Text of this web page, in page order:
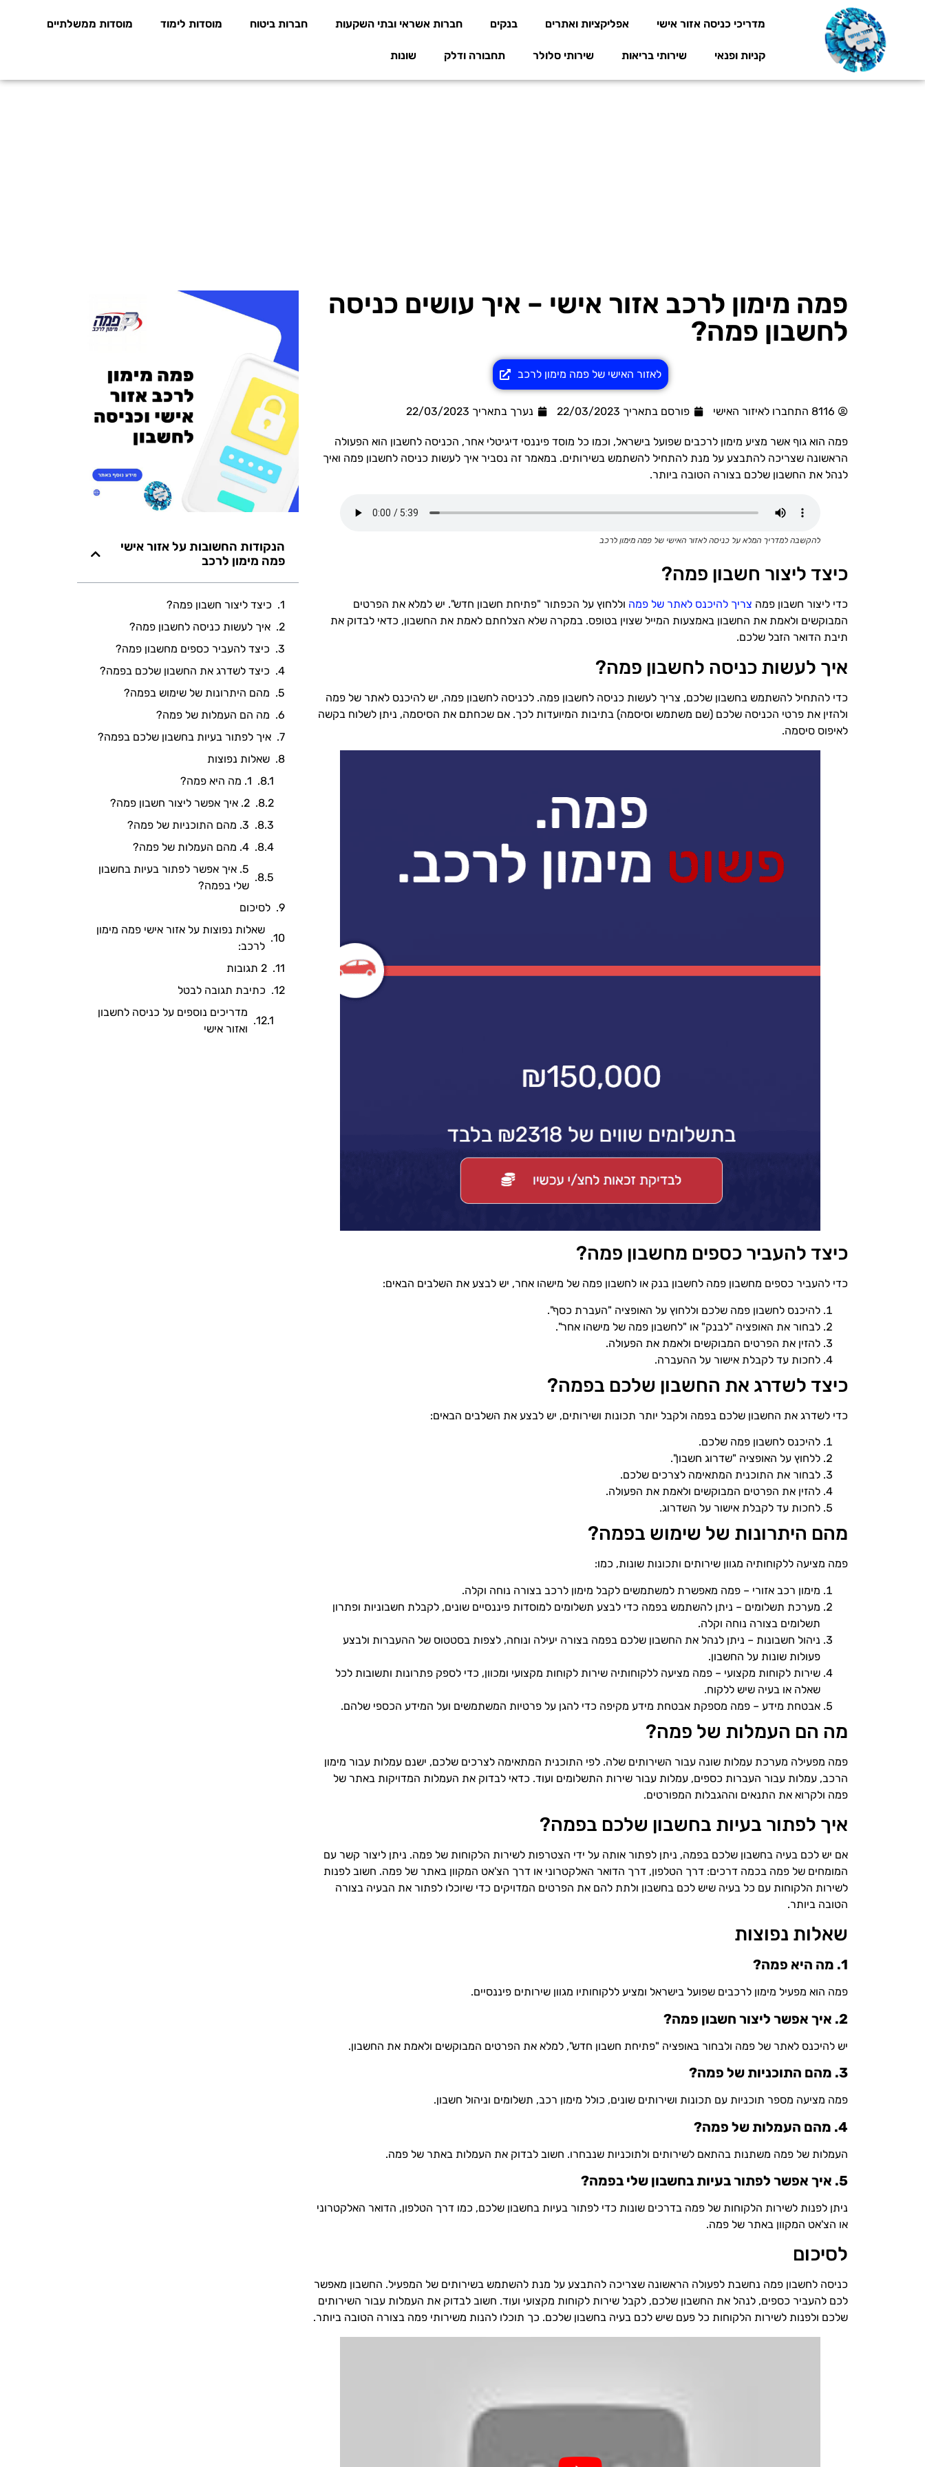
מדריכי כניסה אזור אישי אפליקציות ואתרים בנקים חברות אשראי ובתי השקעות חברות ביטוח מוסדות לימוד מוסדות ממשלתיים
קניות ופנאי שירותי בריאות שירותי סלולר תחבורה ודלק שונות
פמה מימון לרכב אזור אישי – איך עושים כניסה
לחשבון פמה?
לאזור האישי של פמה מימון לרכב
8116 התחברו לאיזור האישי פורסם בתאריך 22/03/2023 נערך בתאריך 22/03/2023
פמה הוא גוף אשר מציע מימון לרכבים שפועל בישראל, וכמו כל מוסד פיננסי דיגיטלי אחר, הכניסה לחשבון הוא הפעולה
הראשונה שצריכה להתבצע על מנת להתחיל להשתמש בשירותים. במאמר זה נסביר איך לעשות כניסה לחשבון פמה ואיך
לנהל את החשבון שלכם בצורה הטובה ביותר.
להקשבה למדריך המלא על כניסה לאזור האישי של פמה מימון לרכב
כיצד ליצור חשבון פמה?
כדי ליצור חשבון פמה צריך להיכנס לאתר של פמה וללחוץ על הכפתור "פתיחת חשבון חדש". יש למלא את הפרטים
המבוקשים ולאמת את החשבון באמצעות המייל שצוין בטופס. במקרה שלא הצלחתם לאמת את החשבון, כדאי לבדוק את
תיבת הדואר הזבל שלכם.
איך לעשות כניסה לחשבון פמה?
כדי להתחיל להשתמש בחשבון שלכם, צריך לעשות כניסה לחשבון פמה. לכניסה לחשבון פמה, יש להיכנס לאתר של פמה
ולהזין את פרטי הכניסה שלכם (שם משתמש וסיסמה) בתיבות המיועדות לכך. אם שכחתם את הסיסמה, ניתן לשלוח בקשה
לאיפוס סיסמה.
כיצד להעביר כספים מחשבון פמה?
כדי להעביר כספים מחשבון פמה לחשבון בנק או לחשבון פמה של מישהו אחר, יש לבצע את השלבים הבאים:
להיכנס לחשבון פמה שלכם וללחוץ על האופציה "העברת כסף".
לבחור את האופציה "לבנק" או "לחשבון פמה של מישהו אחר".
להזין את הפרטים המבוקשים ולאמת את הפעולה.
לחכות עד לקבלת אישור על ההעברה.
כיצד לשדרג את החשבון שלכם בפמה?
כדי לשדרג את החשבון שלכם בפמה ולקבל יותר תכונות ושירותים, יש לבצע את השלבים הבאים:
להיכנס לחשבון פמה שלכם.
ללחוץ על האופציה "שדרוג חשבון".
לבחור את התוכנית המתאימה לצרכים שלכם.
להזין את הפרטים המבוקשים ולאמת את הפעולה.
לחכות עד לקבלת אישור על השדרוג.
מהם היתרונות של שימוש בפמה?
פמה מציעה ללקוחותיה מגוון שירותים ותכונות שונות, כמו:
מימון רכב אזורי – פמה מאפשרת למשתמשים לקבל מימון לרכב בצורה נוחה וקלה.
מערכת תשלומים – ניתן להשתמש בפמה כדי לבצע תשלומים למוסדות פיננסיים שונים, לקבלת חשבוניות ופתרון
תשלומים בצורה נוחה וקלה.
ניהול חשבונות – ניתן לנהל את החשבון שלכם בפמה בצורה יעילה ונוחה, לצפות בסטטוס של ההעברות ולבצע
פעולות שונות על החשבון.
שירות לקוחות מקצועי – פמה מציעה ללקוחותיה שירות לקוחות מקצועי ומכוון, כדי לספק פתרונות ותשובות לכל
שאלה או בעיה שיש ללקוח.
אבטחת מידע – פמה מספקת אבטחת מידע מקיפה כדי להגן על פרטיות המשתמשים ועל המידע הכספי שלהם.
מה הם העמלות של פמה?
פמה מפעילה מערכת עמלות שונה עבור השירותים שלה. לפי התוכנית המתאימה לצרכים שלכם, ישנם עמלות עבור מימון
הרכב, עמלות עבור העברות כספים, עמלות עבור שירות התשלומים ועוד. כדאי לבדוק את העמלות המדויקות באתר של
פמה ולקרוא את התנאים וההגבלות המפורטים.
איך לפתור בעיות בחשבון שלכם בפמה?
אם יש לכם בעיה בחשבון שלכם בפמה, ניתן לפתור אותה על ידי הצטרפות לשירות הלקוחות של פמה. ניתן ליצור קשר עם
המומחים של פמה בכמה דרכים: דרך הטלפון, דרך הדואר האלקטרוני או דרך הצ'אט המקוון באתר של פמה. חשוב לפנות
לשירות הלקוחות עם כל בעיה שיש לכם בחשבון ולתת להם את הפרטים המדויקים כדי שיוכלו לפתור את הבעיה בצורה
הטובה ביותר.
שאלות נפוצות
1. מה היא פמה?
פמה הוא מפעיל מימון לרכבים שפועל בישראל ומציע ללקוחותיו מגוון שירותים פיננסיים.
2. איך אפשר ליצור חשבון פמה?
יש להיכנס לאתר של פמה ולבחור באופציה "פתיחת חשבון חדש", למלא את הפרטים המבוקשים ולאמת את החשבון.
3. מהם התוכניות של פמה?
פמה מציעה מספר תוכניות עם תכונות ושירותים שונים, כולל מימון רכב, תשלומים וניהול חשבון.
4. מהם העמלות של פמה?
העמלות של פמה משתנות בהתאם לשירותים ולתוכניות שנבחרו. חשוב לבדוק את העמלות באתר של פמה.
5. איך אפשר לפתור בעיות בחשבון שלי בפמה?
ניתן לפנות לשירות הלקוחות של פמה בדרכים שונות כדי לפתור בעיות בחשבון שלכם, כמו דרך הטלפון, הדואר האלקטרוני
או הצ'אט המקוון באתר של פמה.
לסיכום
כניסה לחשבון פמה נחשבת לפעולה הראשונה שצריכה להתבצע על מנת להשתמש בשירותים של המפעיל. החשבון מאפשר
לכם להעביר כספים, לנהל את החשבון שלכם, לקבל שירות לקוחות מקצועי ועוד. חשוב לבדוק את העמלות עבור השירותים
שלכם ולפנות לשירות הלקוחות כל פעם שיש לכם בעיה בחשבון שלכם. כך תוכלו להנות משירותי פמה בצורה הטובה ביותר.
הנקודות החשובות על אזור אישי
פמה מימון לרכב
כיצד ליצור חשבון פמה?
איך לעשות כניסה לחשבון פמה?
כיצד להעביר כספים מחשבון פמה?
כיצד לשדרג את החשבון שלכם בפמה?
מהם היתרונות של שימוש בפמה?
מה הם העמלות של פמה?
איך לפתור בעיות בחשבון שלכם בפמה?
שאלות נפוצות
1. מה היא פמה?
2. איך אפשר ליצור חשבון פמה?
3. מהם התוכניות של פמה?
4. מהם העמלות של פמה?
5. איך אפשר לפתור בעיות בחשבון
שלי בפמה?
לסיכום
שאלות נפוצות על אזור אישי פמה מימון
לרכב:
2 תגובות
כתיבת תגובה לבטל
מדריכים נוספים על כניסה לחשבון
ואזור אישי